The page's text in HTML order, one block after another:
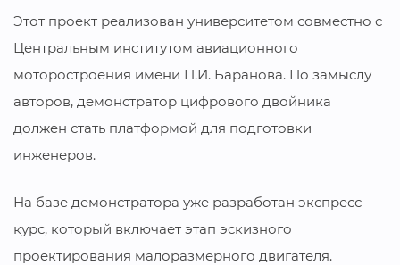
Этот проект реализован университетом совместно с
Центральным институтом авиационного
моторостроения имени П.И. Баранова. По замыслу
авторов, демонстратор цифрового двойника
должен стать платформой для подготовки
инженеров.
На базе демонстратора уже разработан экспресс-
курс, который включает этап эскизного
проектирования малоразмерного двигателя.